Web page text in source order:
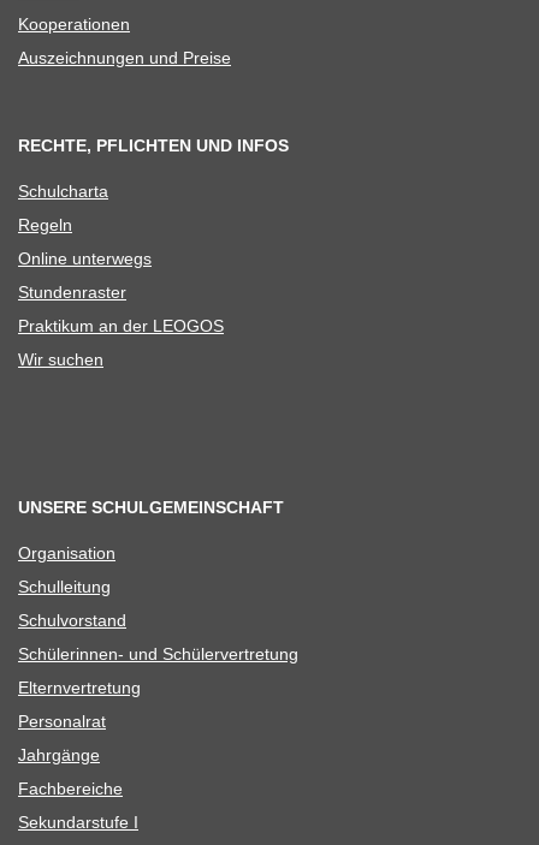
Koope­ra­tio­nen
Aus­zeich­nun­gen und Preise
RECHTE, PFLICHTEN UND INFOS
Schul­charta
Regeln
Online unter­wegs
Stun­den­ras­ter
Prak­ti­kum an der LEOGOS
Wir suchen
UNSERE SCHULGEMEINSCHAFT
Orga­ni­sa­tion
Schul­lei­tung
Schul­vor­stand
Schü­le­rin­nen- und Schülervertretung
Eltern­ver­tre­tung
Per­so­nal­rat
Jahr­gänge
Fach­be­rei­che
Sekun­dar­stufe I